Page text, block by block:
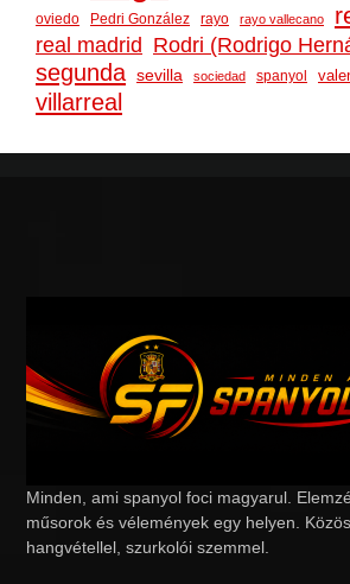
oviedo Pedri González rayo rayo vallecano
real madrid Rodri (Rodrigo
segunda sevilla sociedad spanyol
villarreal
Minden, ami spanyol foci magyarul.
műsorok és vélemények egy helyen.
hangvétellel, szurkolói szemmel.